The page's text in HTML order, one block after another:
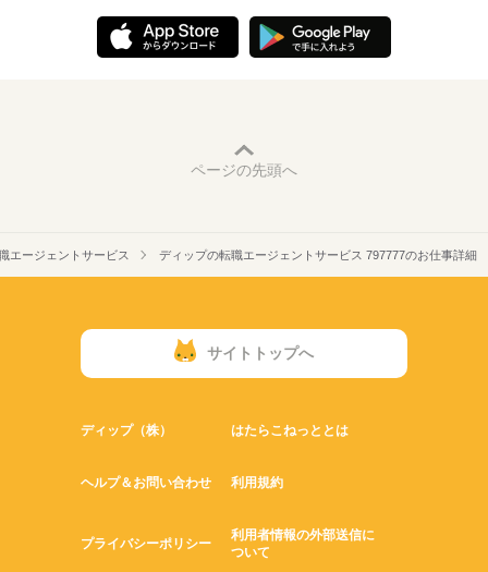
ページの先頭へ
エージェントサービス ディップの転職エージェントサービス 797777のお仕事詳細
サイトトップへ
ディップ（株） はたらこねっととは
ヘルプ＆お問い合わせ 利用規約
プライバシーポリシー
利用者情報の外部送信に
ついて